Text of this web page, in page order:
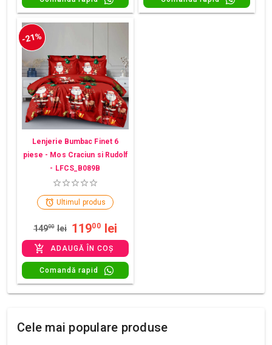
-21%
Lenjerie Bumbac Finet 6
piese - Mos Craciun si Rudolf
- LFCS_B089B
Ultimul produs
14900 lei 11900 lei
ADAUGĂ ÎN COȘ
Comandă rapid
Cele mai populare produse